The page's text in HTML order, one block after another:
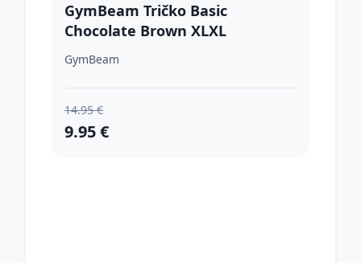
GymBeam Tričko Basic
Chocolate Brown XLXL
GymBeam
14.95 €
9.95 €